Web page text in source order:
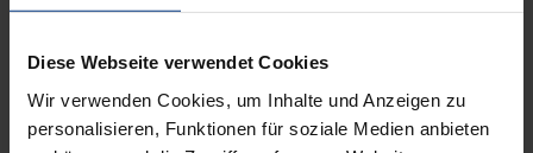
Diese Webseite verwendet Cookies
Wir verwenden Cookies, um Inhalte und Anzeigen zu
personalisieren, Funktionen für soziale Medien anbieten
der Studien, die sich mit ihr auseinandersetzen, ist
Jahrhundert Wirkungsgeschichte eine Art
Zwischenbilanz zu ziehen. Er fragt, inwiefern und in